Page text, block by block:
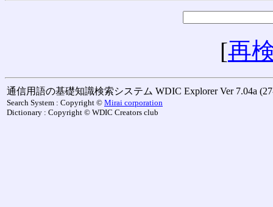
[再
通信用語の基礎知識検索システム WDIC Explorer Ver 7.04a
Search System : Copyright © Mirai corporation
Dictionary : Copyright © WDIC Creators club